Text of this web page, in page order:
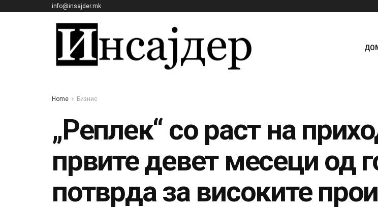
info@insajder.mk
Home Бизнис
„Реплек“ со раст на
првите девет месеци од
потврда за високите